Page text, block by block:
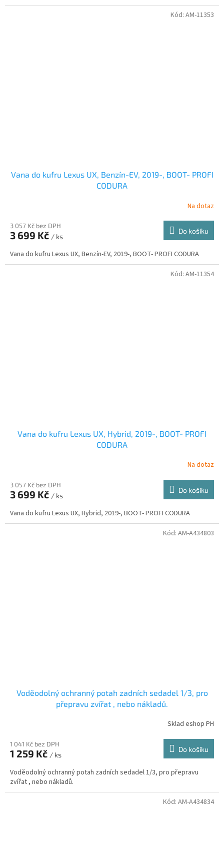
Vana do kufru Lexus UX, Benzín-EV, 2019-, BOOT- PROFI
CODURA
Na dotaz
3 057 Kč bez DPH
3 699 Kč / ks
Do košíku
Vana do kufru Lexus UX, Benzín-EV, 2019-, BOOT- PROFI CODURA
Kód: AM-11353
Vana do kufru Lexus UX, Hybrid, 2019-, BOOT- PROFI
CODURA
Na dotaz
3 057 Kč bez DPH
3 699 Kč / ks
Do košíku
Vana do kufru Lexus UX, Hybrid, 2019-, BOOT- PROFI CODURA
Kód: AM-11354
Voděodolný ochranný potah zadních sedadel 1/3, pro
přepravu zvířat , nebo nákladů.
Sklad eshop PH
1 041 Kč bez DPH
1 259 Kč / ks
Do košíku
Voděodolný ochranný potah zadních sedadel 1/3, pro přepravu
zvířat , nebo nákladů.
Kód: AM-A434803
Kód: AM-A434834